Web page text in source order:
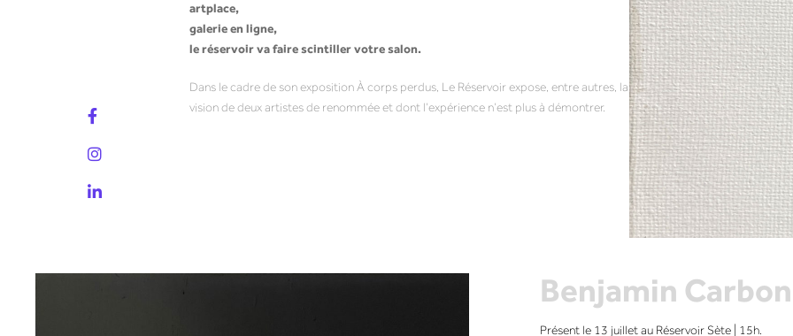
artplace,
galerie en ligne,
le réservoir va faire scintiller votre salon.
Dans le cadre de son exposition À corps perdus, Le Réservoir expose, entre autres, la
vision de deux artistes de renommée et dont l’expérience n’est plus à démontrer.
Benjamin
Présent le 13 juillet au Réservoir Sète | 15h.